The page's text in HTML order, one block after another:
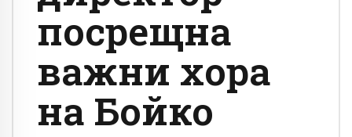
посрещна
важни хора
на Бойко